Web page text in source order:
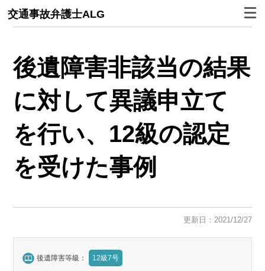
交通事故弁護士ALG
後遺障害非該当の結果
に対して異議申立て
を行い、12級の認定
を受けた事例
更新日：2021/12/27
後遺障害等級： 12級7号